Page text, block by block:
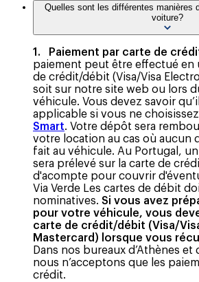
Quelles sont les différentes manières
voiture?
1. Paiement par carte de
paiement peut être effectué en
de crédit/débit (Visa/Visa
soit sur notre site web ou lors
véhicule. Vous devez savoir
applicable si vous ne
Smart. Votre dépôt sera
votre location au cas où aucun
fait au véhicule. Au Portugal,
sera prélevé sur la carte de
d'acompte pour couvrir
Via Verde Les cartes de débit
nominatives. Si vous avez
pour votre véhicule, vous
carte de crédit/débit (Visa/
Mastercard) lorsque vous
Dans nos bureaux d’Athènes et
nous n’acceptons que les
crédit.